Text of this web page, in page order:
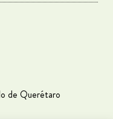
de Querétaro